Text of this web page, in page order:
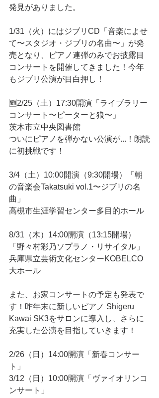
発見がありました。
1/31（火）にはジブリCD「音楽によせ
て〜スタジオ・ジブリの名曲〜」が発
売となり、ピアノ連弾のみでお披露目
コンサートを開催してきました！今年
もジブリ公演が目白押し！
🆕2/25（土）17:30開演「ライブラリー
コンサート〜ピーターと狼〜」
茨木市立中央図書館
ついにピアノを弾かない公演が...！朗読
に初挑戦です！
3/4（土）10:00開演（9:30開場）「朝
の音楽会Takatsuki vol.1〜ジブリの名
曲」
高槻市生涯学習センター多目的ホール
8/31（木）14:00開演（13:15開場）
「野々村彩乃ソプラノ・リサイタル」
兵庫県立芸術文化センターKOBELCO
大ホール
また、お家コンサートの予定も発表で
す！昨年末に新しいピアノ Shigeru
Kawai SK3をサロンに導入し、さらに
充実した公演を目指していきます！
2/26（日）14:00開演「新春コンサー
ト」
3/12（日）10:00開演「ヴァイオリンコ
ンサート」